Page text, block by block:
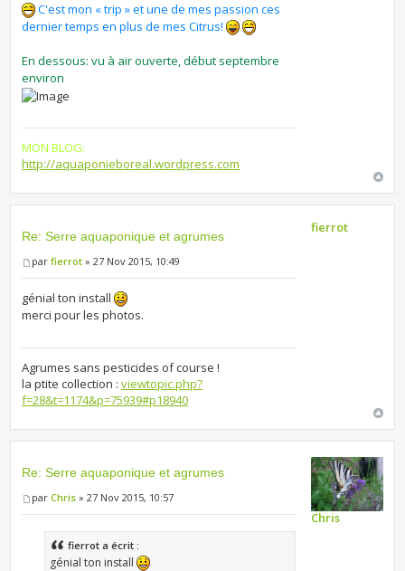
C'est mon « trip » et une de mes passion ces
dernier temps en plus de mes Citrus!
En dessous: vu à air ouverte, début septembre
environ
MON BLOG:
http://aquaponieboreal.wordpress.com
Re: Serre aquaponique et agrumes
parfierrot » 27 Nov 2015, 10:49
génial ton install
merci pour les photos.
Agrumes sans pesticides of course !
la ptite collection :viewtopic.php?
f=28&t=1174&p=75939#p18940
fierrot
Re: Serre aquaponique et agrumes
parChris » 27 Nov 2015, 10:57
fierrot a écrit :
génial ton install
Chris